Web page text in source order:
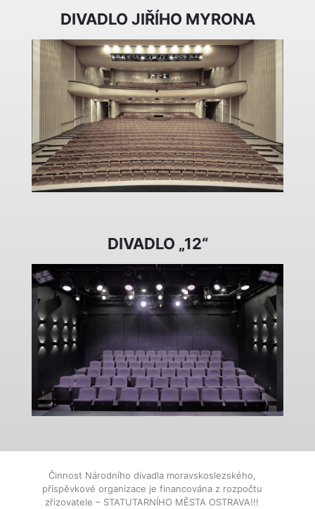
DIVADLO JIŘÍHO MYRONA
DIVADLO „12“
Činnost Národního divadla moravskoslezského,
příspěvkové organizace je financována z rozpočtu
zřizovatele – STATUTARNÍHO MĚSTA OSTRAVA!!!